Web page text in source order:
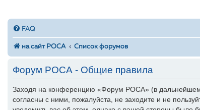
FAQ
на сайт РОСА Список форумов
Форум РОСА - Общие правила
Заходя на конференцию «Форум РОСА» (в
согласны с ними, пожалуйста, не заходите и не